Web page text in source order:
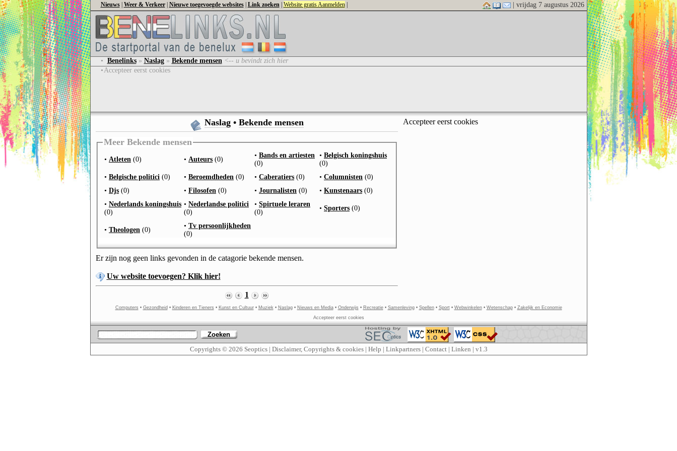
| vrijdag 7 augustus 2026
Nieuws| Weer & Verkeer| Nieuwe toegevoegde websites| Link zoeken| Website gratis Aanmelden|
• Benelinks» Naslag» Bekende mensen <-- u bevindt zich hier
•Accepteer eerst cookies
Naslag• Bekende mensen
Meer Bekende mensen
• Atleten (0) • Auteurs (0)
• Bands en artiesten
(0)
• Belgisch koningshuis
(0)
• Belgische politici (0) • Beroemdheden (0) • Caberatiers (0) • Columnisten (0)
• Djs (0) • Filosofen (0) • Journalisten (0) • Kunstenaars (0)
• Nederlands koningshuis
(0)
• Nederlandse politici
(0)
• Spirtuele leraren
(0)
• Sporters (0)
• Theologen (0)
• Tv persoonlijkheden
(0)
Er zijn nog geen links gevonden in de catagorie bekende mensen.
Uw website toevoegen? Klik hier!
1
Accepteer eerst cookies
Computers • Gezondheid • Kinderen en Tieners • Kunst en Cultuur• Muziek• Naslag• Nieuws en Media• Onderwijs • Recreatie• Samenleving• Spellen• Sport• Webwinkelen• Wetenschap• Zakelijk en Economie
Accepteer eerst cookies
Zoeken
Copyrights © 2026 Seoptics| Disclaimer, Copyrights & cookies| Help | Linkpartners| Contact| Linken | v1.3